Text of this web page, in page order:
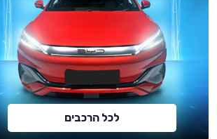
לכל הרכבים